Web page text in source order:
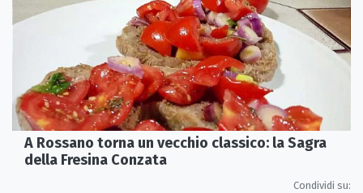
A Rossano torna un vecchio classico: la Sagra
della Fresina Conzata
Condividi su: